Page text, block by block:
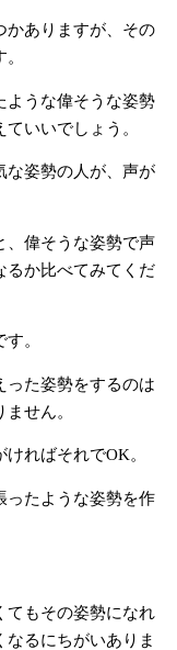
かありますが、その
ような偉そうな姿勢
いいでしょう。
な姿勢の人が、声が
、偉そうな姿勢で声
るか比べてみてくだ
。
った姿勢をするのは
せん。
ればそれでOK。
ったような姿勢を作
てもその姿勢になれ
なるにちがいありま